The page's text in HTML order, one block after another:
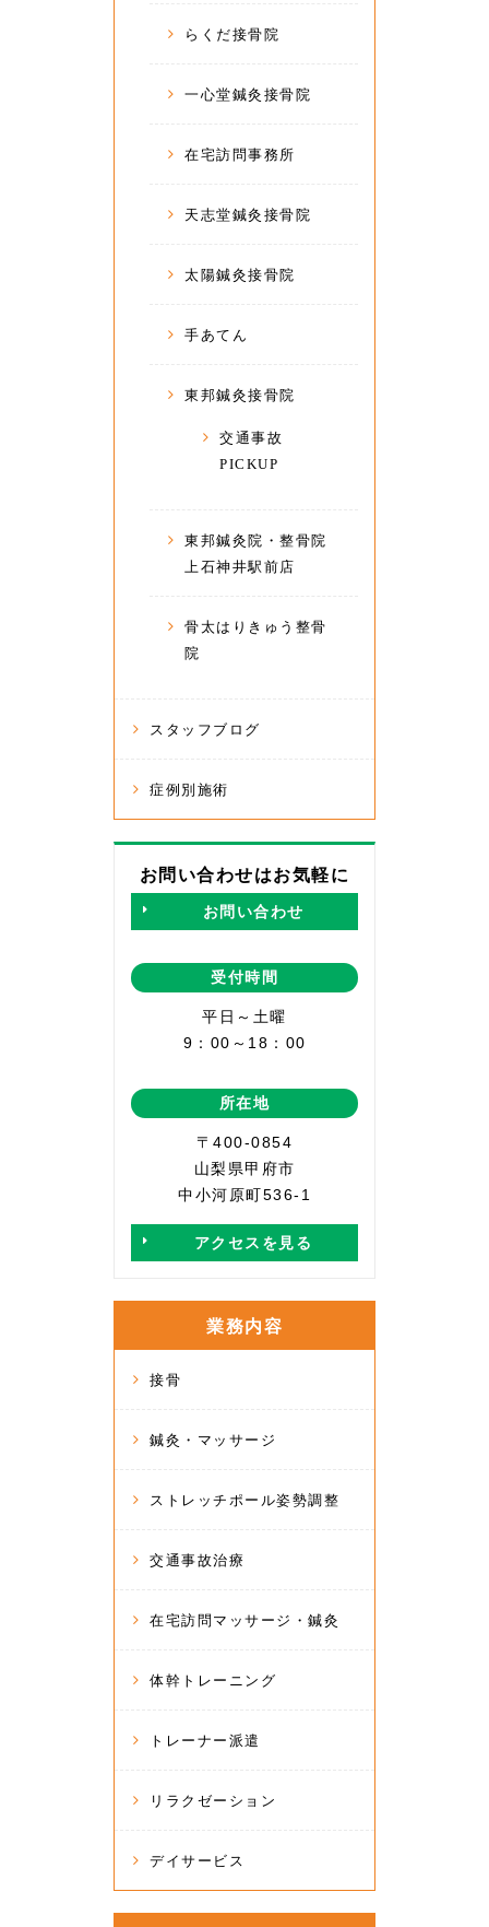
らくだ接骨院
一心堂鍼灸接骨院
在宅訪問事務所
天志堂鍼灸接骨院
太陽鍼灸接骨院
手あてん
東邦鍼灸接骨院
交通事故
PICKUP
東邦鍼灸院・整骨院
上石神井駅前店
骨太はりきゅう整骨
院
スタッフブログ
症例別施術
お問い合わせはお気軽に
お問い合わせ
受付時間
平日～土曜
9：00～18：00
所在地
〒400-0854
山梨県甲府市
中小河原町536-1
アクセスを見る
業務内容
接骨
鍼灸・マッサージ
ストレッチポール姿勢調整
交通事故治療
在宅訪問マッサージ・鍼灸
体幹トレーニング
トレーナー派遣
リラクゼーション
デイサービス